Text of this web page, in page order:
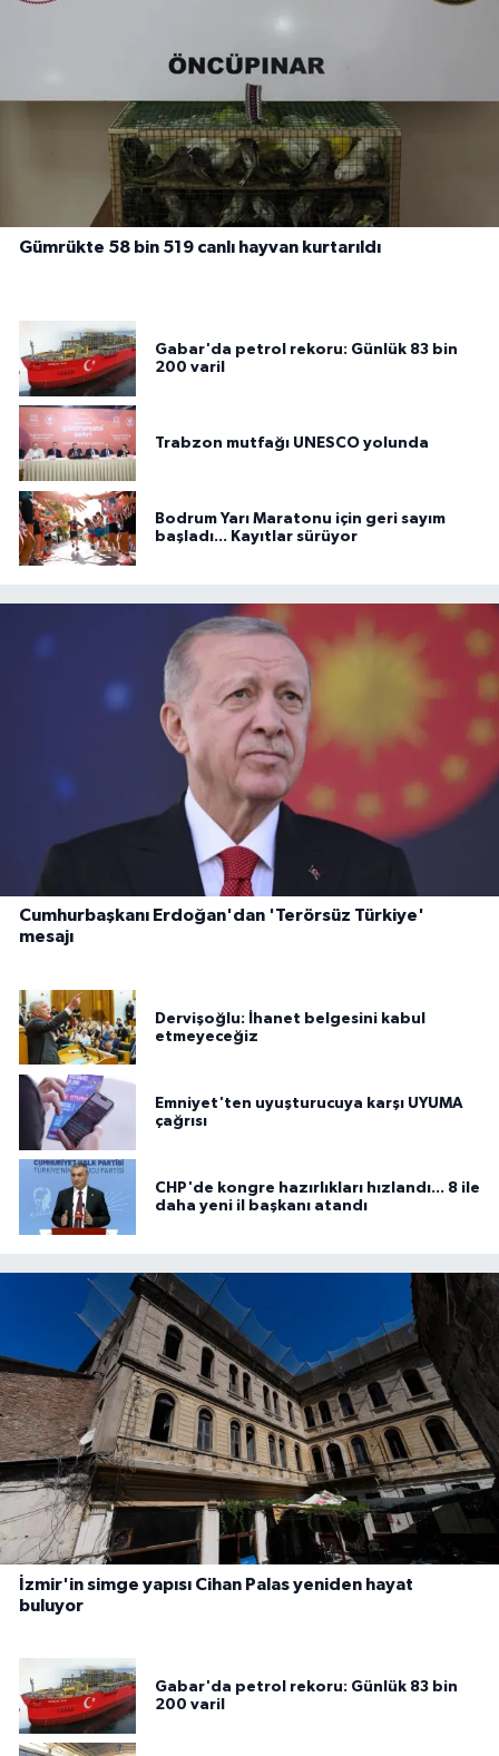
Gümrükte 58 bin 519 canlı hayvan kurtarıldı
Gabar'da petrol rekoru: Günlük 83 bin
200 varil
Trabzon mutfağı UNESCO yolunda
Bodrum Yarı Maratonu için geri sayım
başladı... Kayıtlar sürüyor
Cumhurbaşkanı Erdoğan'dan 'Terörsüz Türkiye'
mesajı
Dervişoğlu: İhanet belgesini kabul
etmeyeceğiz
Emniyet'ten uyuşturucuya karşı UYUMA
çağrısı
CHP'de kongre hazırlıkları hızlandı... 8 ile
daha yeni il başkanı atandı
İzmir'in simge yapısı Cihan Palas yeniden hayat
buluyor
Gabar'da petrol rekoru: Günlük 83 bin
200 varil